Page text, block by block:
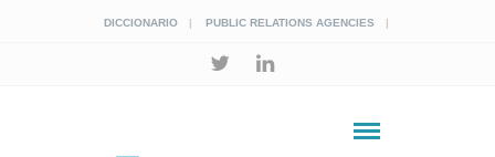
DICCIONARIO PUBLIC RELATIONS AGENCIES